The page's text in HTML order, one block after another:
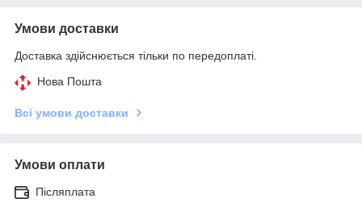
Умови доставки
Доставка здійснюється тільки по передоплаті.
Нова Пошта
Всі умови доставки
Умови оплати
Післяплата